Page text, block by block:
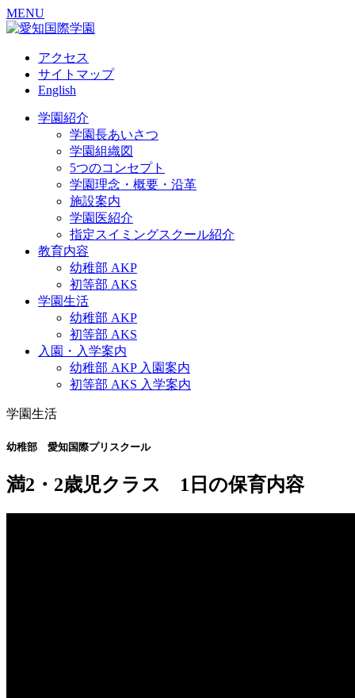
MENU
アクセス
サイトマップ
English
学園紹介
学園長あいさつ
学園組織図
5つのコンセプト
学園理念・概要・沿革
施設案内
学園医紹介
指定スイミングスクール紹介
教育内容
幼稚部 AKP
初等部 AKS
学園生活
幼稚部 AKP
初等部 AKS
入園・入学案内
幼稚部 AKP 入園案内
初等部 AKS 入学案内
学園生活
幼稚部 愛知国際プリスクール
満2・2歳児クラス 1日の保育内容